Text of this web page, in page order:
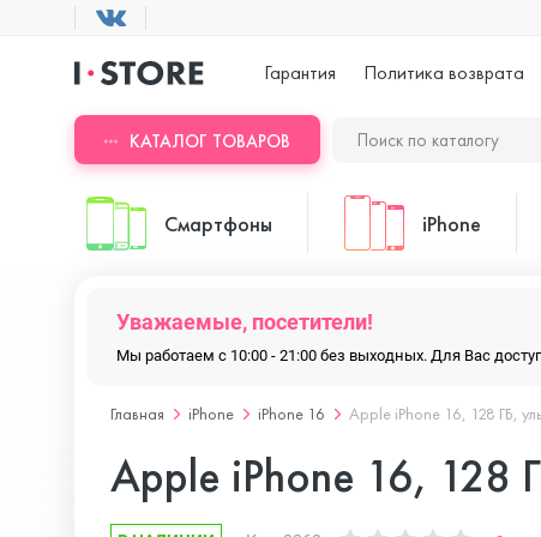
Гарантия Политика возврата
КАТАЛОГ ТОВАРОВ
Смартфоны
ASUS
Blackview
iPhone
iPhone 17 Pro
Уважаемые, посетители!
Мы работаем с 10:00 - 21:00 без выходных. Для Вас
Главная iPhone iPhone 16 Apple iPhone 16, 128 ГБ,
Apple iPhone 16, 128